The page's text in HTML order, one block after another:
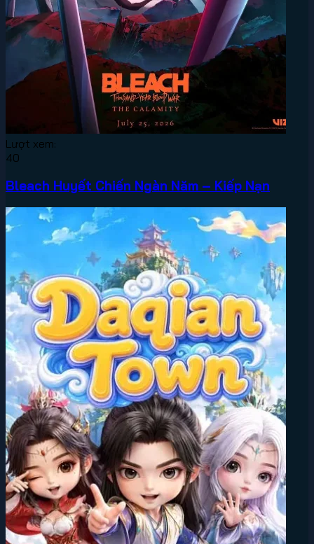
Lượt xem:
40
Bleach Huyết Chiến Ngàn Năm – Kiếp Nạn